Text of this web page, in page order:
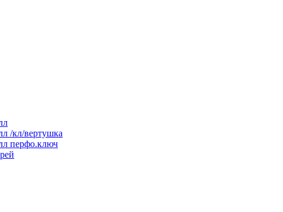
/кл/вертушка
перфо.ключ